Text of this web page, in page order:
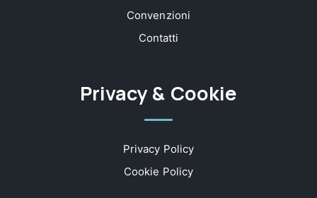
Convenzioni
Contatti
Privacy & Cookie
Privacy Policy
Cookie Policy